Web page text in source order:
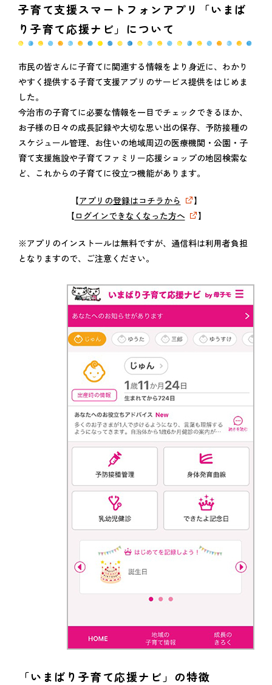
子育て支援スマートフォンアプリ「いまば
り子育て応援ナビ」について
市民の皆さんに子育てに関連する情報をより身近に、わかり
やすく提供する子育て支援アプリのサービス提供をはじめま
した。
今治市の子育てに必要な情報を一目でチェックできるほか、
お子様の日々の成長記録や大切な思い出の保存、予防接種の
スケジュール管理、お住いの地域周辺の医療機関・公園・子
育て支援施設や子育てファミリー応援ショップの地図検索な
ど、これからの子育てに役立つ機能があります。
【アプリの登録はコチラから
】
【 ログインできなくなった方へ 】
※アプリのインストールは無料ですが、通信料は利用者負担
となりますので、ご注意ください。
「いまばり子育て応援ナビ」の特徴